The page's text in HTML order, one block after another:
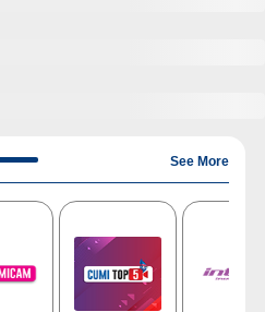
See More